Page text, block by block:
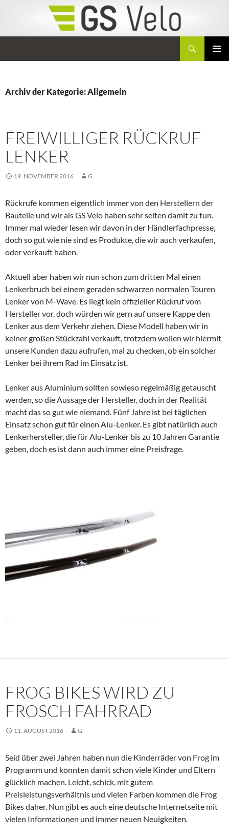
Archiv der Kategorie: Allgemein
FREIWILLIGER RÜCKRUF
LENKER
19. NOVEMBER 2016 G
Rückrufe kommen eigentlich immer von den Herstellern der
Bauteile und wir als GS Velo haben sehr selten damit zu tun.
Immer mal wieder lesen wir davon in der Händlerfachpresse,
doch so gut wie nie sind es Produkte, die wir auch verkaufen,
oder verkauft haben.
Aktuell aber haben wir nun schon zum dritten Mal einen
Lenkerbruch bei einem geraden schwarzen normalen Touren
Lenker von M-Wave. Es liegt kein offizieller Rückruf vom
Hersteller vor, doch würden wir gern auf unsere Kappe den
Lenker aus dem Verkehr ziehen. Diese Modell haben wir in
keiner großen Stückzahl verkauft, trotzdem wollen wir hiermit
unsere Kunden dazu aufrufen, mal zu checken, ob ein solcher
Lenker bei ihrem Rad im Einsatz ist.
Lenker aus Aluminium sollten sowieso regelmäßig getauscht
werden, so die Aussage der Hersteller, doch in der Realität
macht das so gut wie niemand. Fünf Jahre ist bei täglichen
Einsatz schon gut für einen Alu-Lenker. Es gibt natürlich auch
Lenkerhersteller, die für Alu-Lenker bis zu 10 Jahren Garantie
geben, doch es ist dann auch immer eine Preisfrage.
FROG BIKES WIRD ZU
FROSCH FAHRRAD
11. AUGUST 2016 G
Seid über zwei Jahren haben nun die Kinderräder von Frog im
Programm und konnten damit schon viele Kinder und Eltern
glücklich machen. Leicht, schick, mit gutem
Preisleistungsverhältnis und vielen Farben kommen die Frog
Bikes daher. Nun gibt es auch eine deutsche Internetseite mit
vielen Informationen und immer neuen Neuigkeiten.